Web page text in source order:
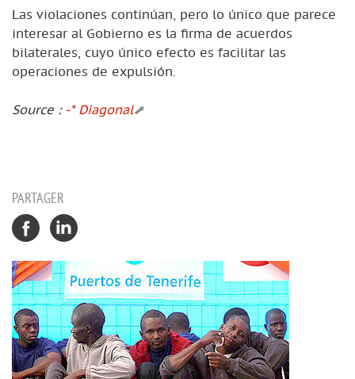
Las violaciones continúan, pero lo único que parece
interesar al Gobierno es la firma de acuerdos
bilaterales, cuyo único efecto es facilitar las
operaciones de expulsión.
Source : -* Diagonal
PARTAGER